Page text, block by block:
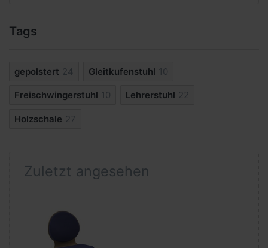
Tags
gepolstert 24 Gleitkufenstuhl 10
Freischwingerstuhl 10 Lehrerstuhl 22
Holzschale 27
Zuletzt angesehen